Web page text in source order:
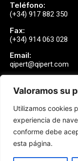
Valoramos su
Utilizamos cookies
experiencia de
conforme debe
esta página.
Teléfono:
(+34) 917 882 350
Fax:
(+34) 914 063 028
Email:
qipert@qipert.com
Contactar
Síguenos